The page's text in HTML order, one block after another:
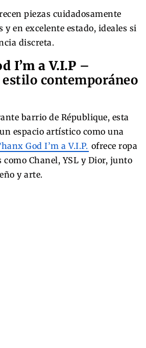
piezas cuidadosamente
y en excelente estado, ideales si
discreta.
I’m a V.I.P –
contemporáneo
barrio de République, esta
espacio artístico como una
God I’m a V.I.P. ofrece ropa
Chanel, YSL y Dior, junto
y arte.